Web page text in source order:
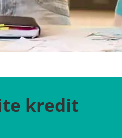
kredit